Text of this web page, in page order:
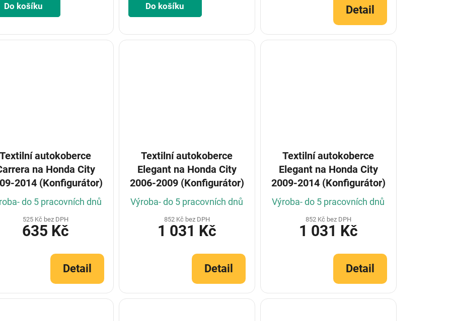
Do košíku Do košíku Detail
Textilní autokoberce
na Honda City
2014 (Konfigurátor)
do 5 pracovních dnů
525 Kč bez DPH
635 Kč
Detail
Textilní autokoberce
Elegant na Honda City
2006-2009 (Konfigurátor)
Výroba- do 5 pracovních dnů
852 Kč bez DPH
1 031 Kč
Detail
Textilní autokoberce
Elegant na Honda City
2009-2014 (Konfigurátor)
Výroba- do 5 pracovních dnů
852 Kč bez DPH
1 031 Kč
Detail